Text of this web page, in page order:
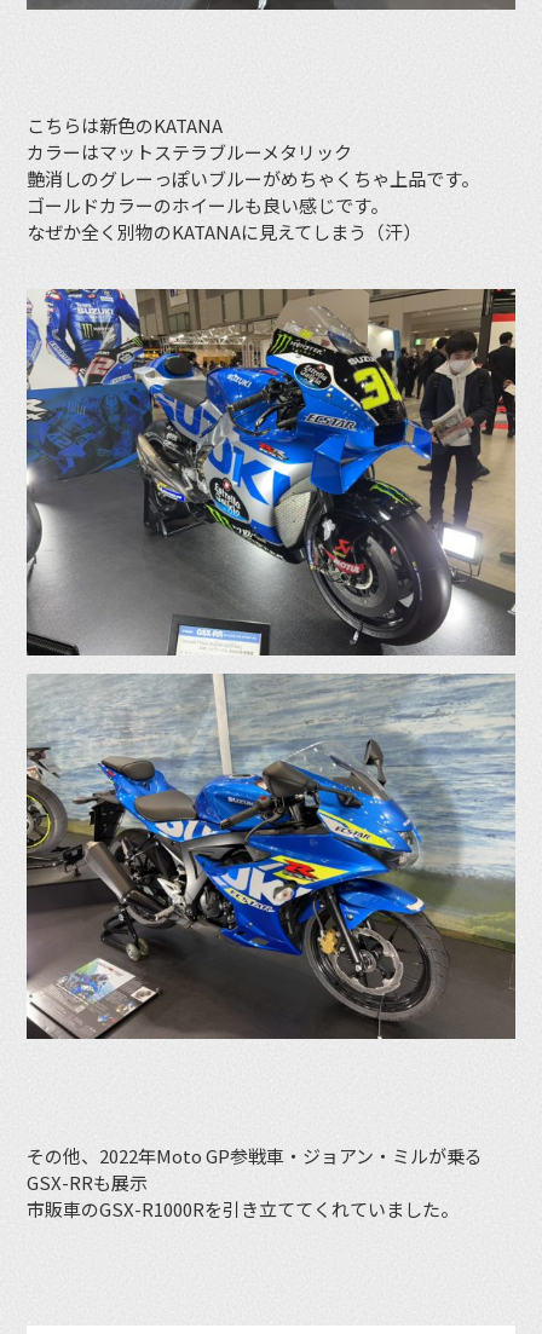
こちらは新色のKATANA
カラーはマットステラブルーメタリック
艶消しのグレーっぽいブルーがめちゃくちゃ上品です。
ゴールドカラーのホイールも良い感じです。
なぜか全く別物のKATANAに見えてしまう（汗）
その他、2022年Moto GP参戦車・ジョアン・ミルが乗る
GSX-RRも展示
市販車のGSX-R1000Rを引き立ててくれていました。